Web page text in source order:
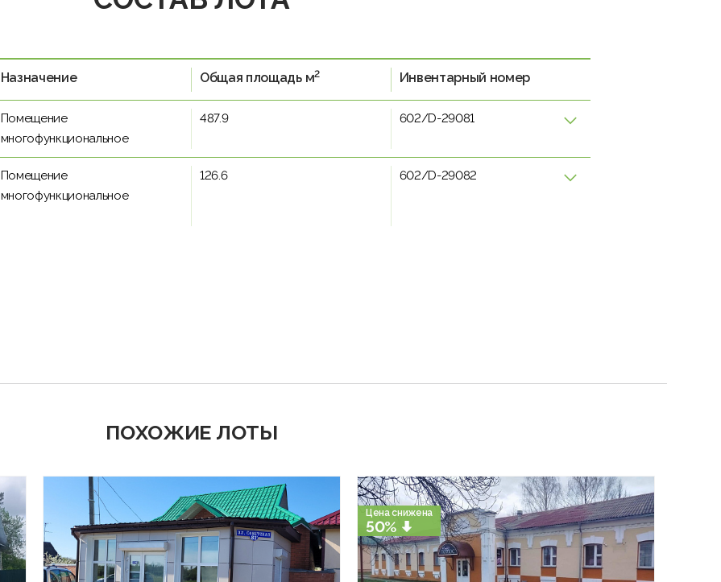
Назначение Общая площадь м2 Инвентарный номер
Помещение
многофункциональное
487.9 602/D-29081
Помещение
многофункциональное
126.6 602/D-29082
ПОХОЖИЕ ЛОТЫ
Цена снижена
50%